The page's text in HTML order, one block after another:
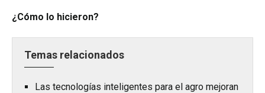
¿Cómo lo hicieron?
Temas relacionados
Las tecnologías inteligentes para el agro mejoran